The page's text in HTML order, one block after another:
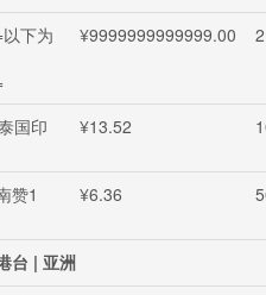
下为
¥9999999999999.00
国印
¥13.52
赞1
¥6.36
台 | 亚洲